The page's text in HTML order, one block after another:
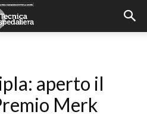
aperto il
Merk